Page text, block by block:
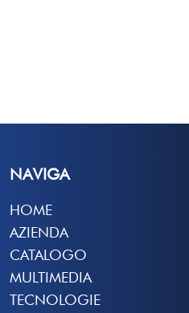
NAVIGA
HOME
AZIENDA
CATALOGO
MULTIMEDIA
TECNOLOGIE